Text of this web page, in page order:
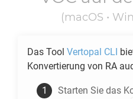
(macOS •
Das Tool Vertopal CLI
Konvertierung von RA
Starten Sie das